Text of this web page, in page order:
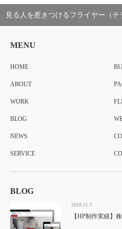
見る人を惹きつけるフライヤー（チ
MENU
HOME
ABOUT
WORK
BLOG
NEWS
SERVICE
BLOG
2019.11.5
【HP制作実績】